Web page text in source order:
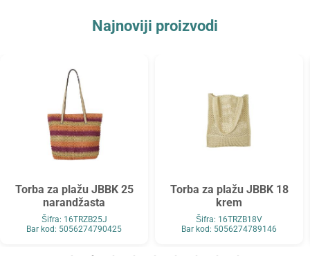
Najnoviji proizvodi
Torba za plažu JBBK 25
narandžasta
Šifra: 16TRZB25J
Bar kod: 5056274790425
Torba za plažu JBBK 18
krem
Šifra: 16TRZB18V
Bar kod: 5056274789146